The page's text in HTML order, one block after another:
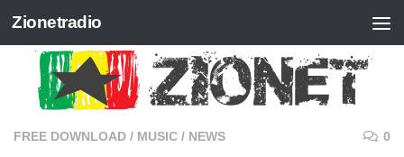
Salta al contenuto
Zionetradio
FREE DOWNLOAD / MUSIC / NEWS 0